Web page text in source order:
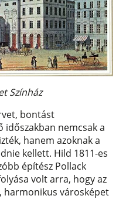
Színház
bontást
időszakban nemcsak a
hanem azoknak a
kellett. Hild 1811-es
építész Pollack
volt arra, hogy az
harmonikus városképet